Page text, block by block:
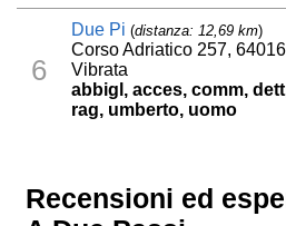
6
Due Pi (distanza: 12,69 km)
Corso Adriatico 257,
Vibrata
abbigl, acces, comm,
rag, umberto, uomo
Recensioni ed